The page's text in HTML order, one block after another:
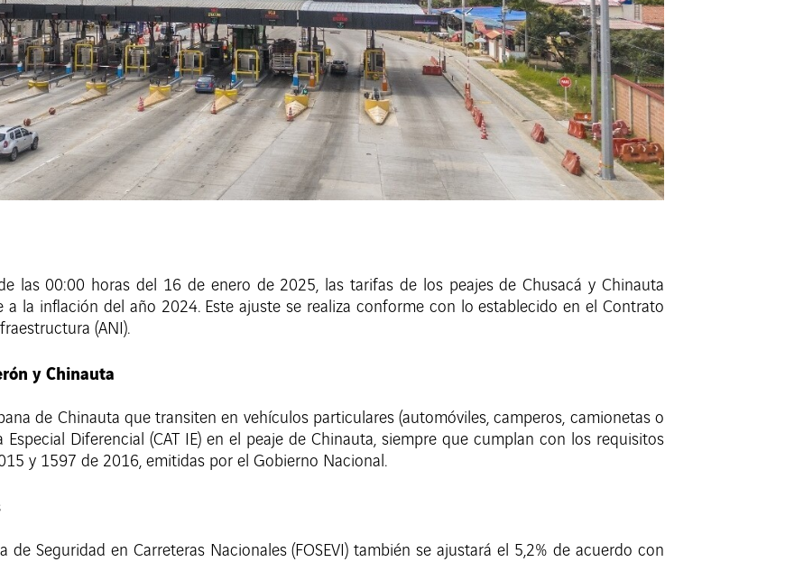
las 00:00 horas del 16 de enero de 2025, las tarifas de los peajes de Chusacá y Chinauta
la inflación del año 2024. Este ajuste se realiza conforme con lo establecido en el Contrato
(ANI).
y Chinauta
de Chinauta que transiten en vehículos particulares (automóviles, camperos, camionetas o
Diferencial (CAT IE) en el peaje de Chinauta, siempre que cumplan con los requisitos
y 1597 de 2016, emitidas por el Gobierno Nacional.
Seguridad en Carreteras Nacionales (FOSEVI) también se ajustará el 5,2% de acuerdo con